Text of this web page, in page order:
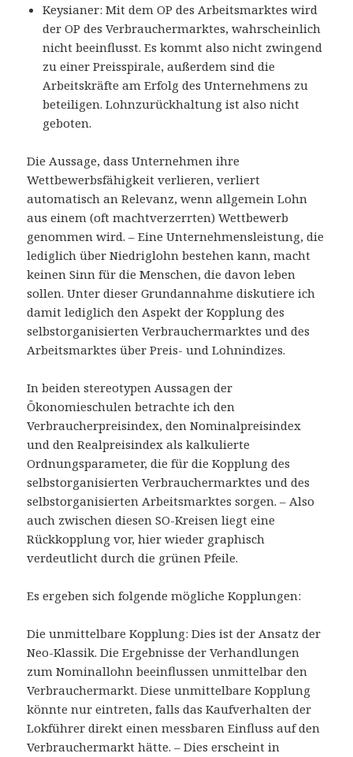
Keysianer: Mit dem OP des Arbeitsmarktes wird
der OP des Verbrauchermarktes, wahrscheinlich
nicht beeinflusst. Es kommt also nicht zwingend
zu einer Preisspirale, außerdem sind die
Arbeitskräfte am Erfolg des Unternehmens zu
beteiligen. Lohnzurückhaltung ist also nicht
geboten.
Die Aussage, dass Unternehmen ihre
Wettbewerbsfähigkeit verlieren, verliert
automatisch an Relevanz, wenn allgemein Lohn
aus einem (oft machtverzerrten) Wettbewerb
genommen wird. – Eine Unternehmensleistung, die
lediglich über Niedriglohn bestehen kann, macht
keinen Sinn für die Menschen, die davon leben
sollen. Unter dieser Grundannahme diskutiere ich
damit lediglich den Aspekt der Kopplung des
selbstorganisierten Verbrauchermarktes und des
Arbeitsmarktes über Preis- und Lohnindizes.
In beiden stereotypen Aussagen der
Ökonomieschulen betrachte ich den
Verbraucherpreisindex, den Nominalpreisindex
und den Realpreisindex als kalkulierte
Ordnungsparameter, die für die Kopplung des
selbstorganisierten Verbrauchermarktes und des
selbstorganisierten Arbeitsmarktes sorgen. – Also
auch zwischen diesen SO-Kreisen liegt eine
Rückkopplung vor, hier wieder graphisch
verdeutlicht durch die grünen Pfeile.
Es ergeben sich folgende mögliche Kopplungen:
Die unmittelbare Kopplung: Dies ist der Ansatz der
Neo-Klassik. Die Ergebnisse der Verhandlungen
zum Nominallohn beeinflussen unmittelbar den
Verbrauchermarkt. Diese unmittelbare Kopplung
könnte nur eintreten, falls das Kaufverhalten der
Lokführer direkt einen messbaren Einfluss auf den
Verbrauchermarkt hätte. – Dies erscheint in